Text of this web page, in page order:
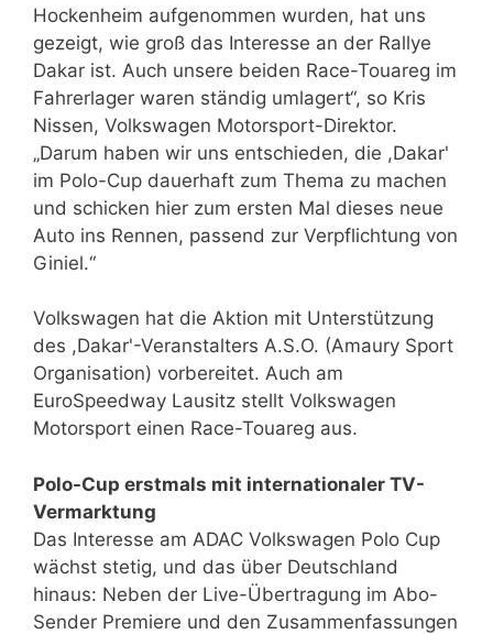
Hockenheim aufgenommen wurden, hat uns
gezeigt, wie groß das Interesse an der Rallye
Dakar ist. Auch unsere beiden Race-Touareg im
Fahrerlager waren ständig umlagert“, so Kris
Nissen, Volkswagen Motorsport-Direktor.
„Darum haben wir uns entschieden, die ,Dakar'
im Polo-Cup dauerhaft zum Thema zu machen
und schicken hier zum ersten Mal dieses neue
Auto ins Rennen, passend zur Verpflichtung von
Giniel.“
Volkswagen hat die Aktion mit Unterstützung
des ,Dakar'-Veranstalters A.S.O. (Amaury Sport
Organisation) vorbereitet. Auch am
EuroSpeedway Lausitz stellt Volkswagen
Motorsport einen Race-Touareg aus.
Polo-Cup erstmals mit internationaler TV-
Vermarktung
Das Interesse am ADAC Volkswagen Polo Cup
wächst stetig, und das über Deutschland
hinaus: Neben der Live-Übertragung im Abo-
Sender Premiere und den Zusammenfassungen